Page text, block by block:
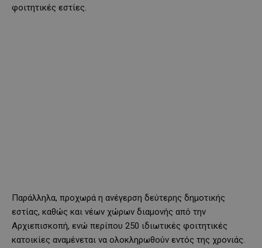
φοιτητικές εστίες.
Παράλληλα, προχωρά η ανέγερση δεύτερης δημοτικής
εστίας, καθώς και νέων χώρων διαμονής από την
Αρχιεπισκοπή, ενώ περίπου 250 ιδιωτικές φοιτητικές
κατοικίες αναμένεται να ολοκληρωθούν εντός της χρονιάς.